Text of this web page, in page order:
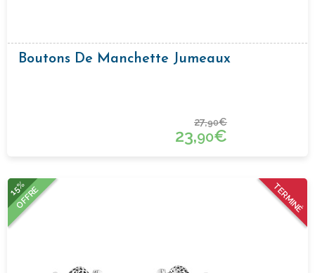
Boutons De Manchette Jumeaux
27,90€
23,90€
TERMINÉ
15%
OFFRE